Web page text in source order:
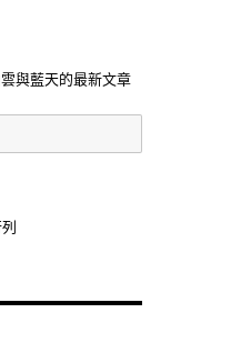
與藍天的最新文章